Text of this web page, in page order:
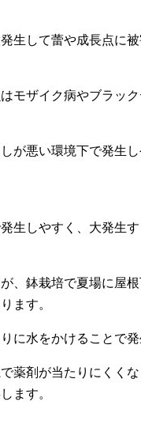
生して蕾や成長点に
モザイク病やブラッ
が悪い環境下で発生
生しやすく、大発生
、鉢栽培で夏場に屋
ます。
に水をかけることで
薬剤が当たりにくく
ます。